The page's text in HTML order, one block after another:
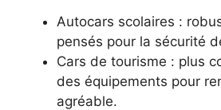
Autocars scolaires :
pensés pour la sécurité
Cars de tourisme : plus
des équipements pour
agréable.